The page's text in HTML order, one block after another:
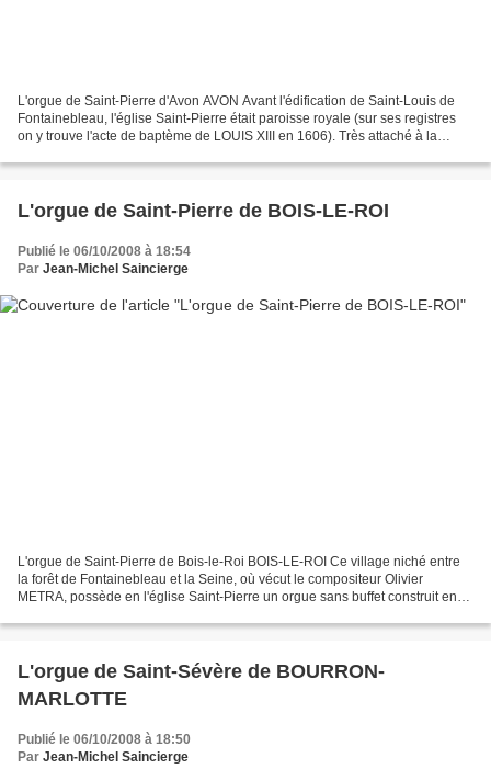
L'orgue de Saint-Pierre d'Avon AVON Avant l'édification de Saint-Louis de
Fontainebleau, l'église Saint-Pierre était paroisse royale (sur ses registres
on y trouve l'acte de baptème de LOUIS XIII en 1606). Très attaché à la
L'orgue de Saint-Pierre de BOIS-LE-ROI
Publié le 06/10/2008 à 18:54
Par Jean-Michel Saincierge
L'orgue de Saint-Pierre de Bois-le-Roi BOIS-LE-ROI Ce village niché entre
la forêt de Fontainebleau et la Seine, où vécut le compositeur Olivier
METRA, possède en l'église Saint-Pierre un orgue sans buffet construit en
L'orgue de Saint-Sévère de BOURRON-
MARLOTTE
Publié le 06/10/2008 à 18:50
Par Jean-Michel Saincierge